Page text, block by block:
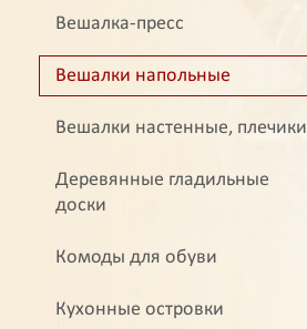
Вешалка-пресс
Вешалки напольные
Вешалки настенные, плечики
Деревянные гладильные
доски
Комоды для обуви
Кухонные островки